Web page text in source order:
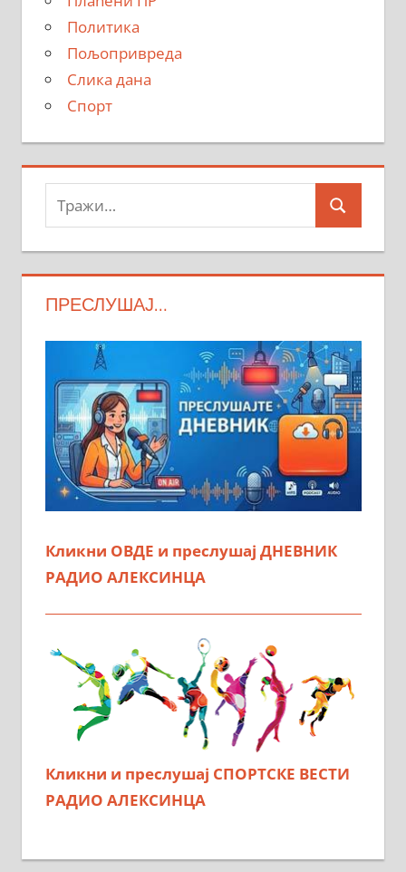
Политика
Пољопривреда
Слика дана
Спорт
Тражи:
Search
ПРЕСЛУШАЈ…
Кликни ОВДЕ и преслушај ДНЕВНИК
РАДИО АЛЕКСИНЦА
Кликни и преслушај СПОРТСКЕ ВЕСТИ
РАДИО АЛЕКСИНЦА